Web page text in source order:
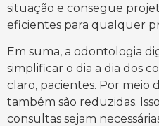
situação e consegue
eficientes para qualquer
Em suma, a odontologia
simplificar o dia a dia dos
claro, pacientes. Por meio
também são reduzidas.
consultas sejam